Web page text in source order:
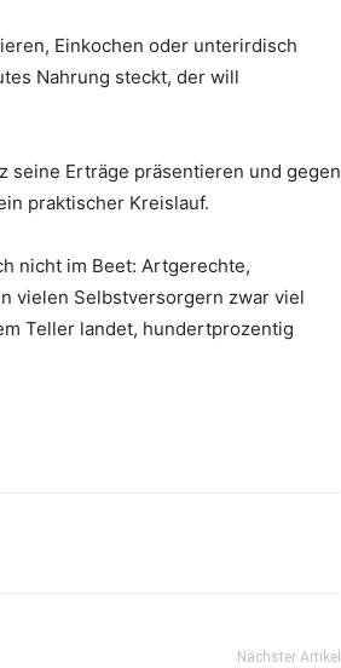
Einkochen oder unterirdisch
Nahrung steckt, der will
seine Erträge präsentieren und gegen
praktischer Kreislauf.
nicht im Beet: Artgerechte,
vielen Selbstversorgern zwar viel
Teller landet, hundertprozentig
Nächster Artikel